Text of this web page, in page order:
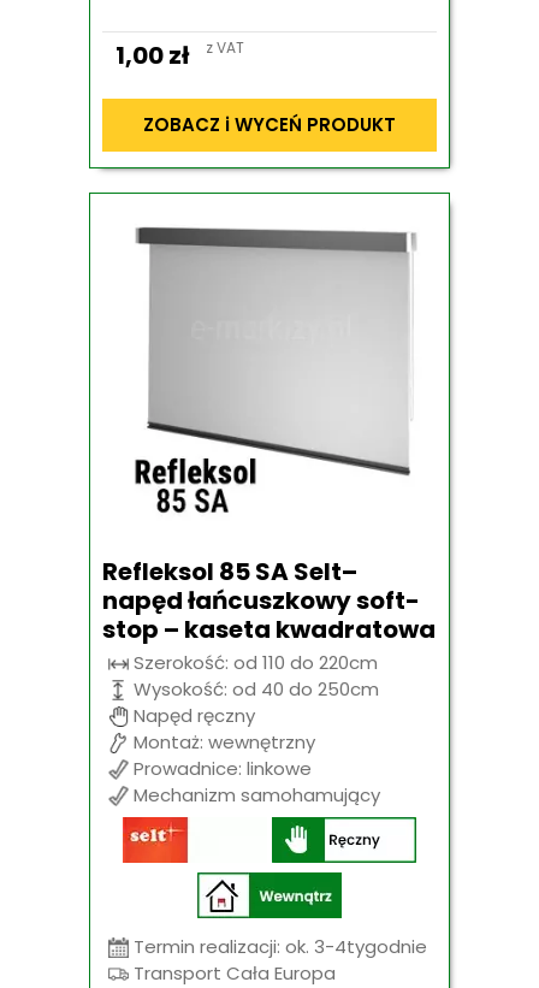
1,00zł z VAT
ZOBACZ i WYCEŃ PRODUKT
Refleksol 85 SA Selt–
napęd łańcuszkowy soft-
stop – kaseta kwadratowa
Szerokość: od 110 do 220cm
Wysokość: od 40 do 250cm
Napęd ręczny
Montaż: wewnętrzny
Prowadnice: linkowe
Mechanizm samohamujący
Termin realizacji: ok. 3-4tygodnie
Transport Cała Europa